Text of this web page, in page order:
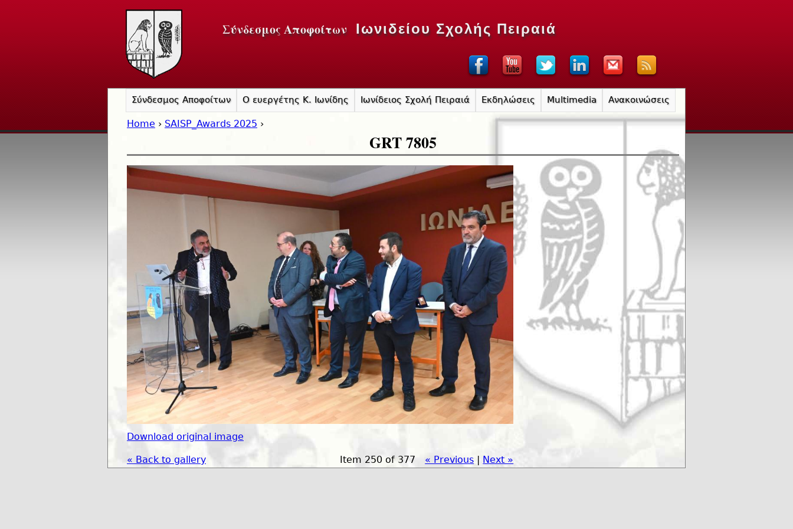
Σύνδεσμος Αποφοίτων Ιωνιδείου Σχολής Πειραιά
Home › SAISP_Awards 2025 ›
GRT 7805
Download original image
« Back to gallery Item 250 of 377 « Previous | Next »
Σύνδεσμος Αποφοίτων Ο ευεργέτης Κ. Ιωνίδης Ιωνίδειος Σχολή Πειραιά Εκδηλώσεις Multimedia Ανακοινώσεις